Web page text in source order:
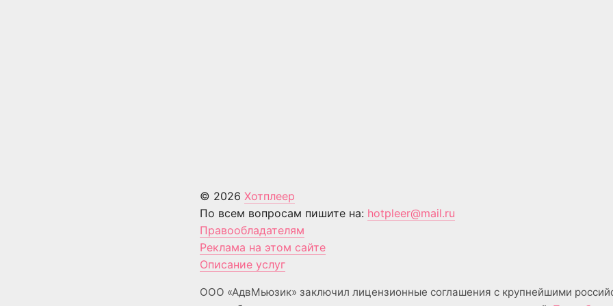
© 2026 Хотплеер
По всем вопросам пишите на: hotpleer@mail.ru
Правообладателям
Реклама на этом сайте
Описание услуг
ООО «АдвМьюзик» заключил лицензионные соглашения с крупнейшими